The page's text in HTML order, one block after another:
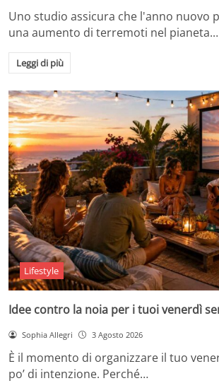
Uno studio assicura che l'anno nuovo
una aumento di terremoti nel
Leggi di più
Lifestyle
Idee contro la noia per i tuoi venerdì
Sophia Allegri 3 Agosto 2026
È il momento di organizzare il tuo
po’ di intenzione. Perché…